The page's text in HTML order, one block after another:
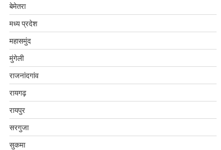
बेमेतरा
मध्य प्रदेश
महासमुंद
मुंगेली
राजनांदगांव
रायगढ़
रायपुर
सरगुजा
सुकमा